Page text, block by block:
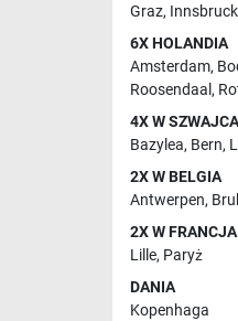
Graz, Innsbruck
6X HOLANDIA
Amsterdam,
Roosendaal ,
4X W
Bazylea, Bern,
2X W BELGIA
Antwerpen,
2X W FRANCJA
Lille, Paryż
DANIA
Kopenhaga